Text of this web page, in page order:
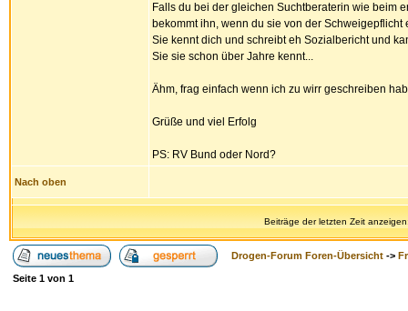
Falls du bei der gleichen Suchtberaterin wie beim
bekommt ihn, wenn du sie von der Schweigepflicht
Sie kennt dich und schreibt eh Sozialbericht und
Sie sie schon über Jahre kennt...
Ähm, frag einfach wenn ich zu wirr geschreiben
Grüße und viel Erfolg
PS: RV Bund oder Nord?
Nach oben
Beiträge der letzten Zeit
Drogen-Forum Foren-Übersicht ->
Seite 1 von 1